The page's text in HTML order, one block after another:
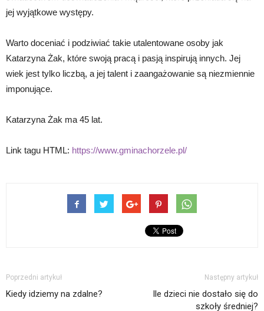
jej wyjątkowe występy.
Warto doceniać i podziwiać takie utalentowane osoby jak
Katarzyna Żak, które swoją pracą i pasją inspirują innych. Jej
wiek jest tylko liczbą, a jej talent i zaangażowanie są niezmiennie
imponujące.
Katarzyna Żak ma 45 lat.
Link tagu HTML: https://www.gminachorzele.pl/
Poprzedni artykuł
Kiedy idziemy na zdalne?
Następny artykuł
Ile dzieci nie dostało się do
szkoły średniej?